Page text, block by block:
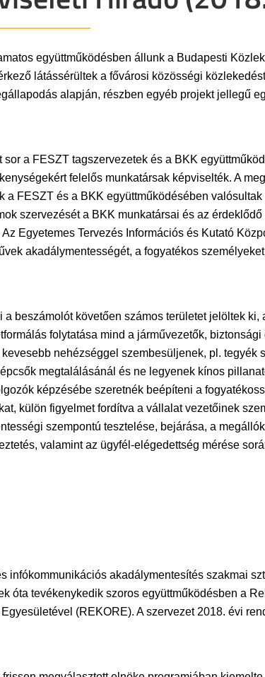
együttműködésben állunk a Budapesti
látássérültek a fővárosi közösségi
alapján, részben egyéb projekt jellegű
sor a FESZT tagszervezetek és a BKK
felelős munkatársak képviselték. A
a FESZT és a BKK együttműködésében
szervezését a BKK munkatársai és az
Egyetemes Tervezés Információs és Kutató
akadálymentességét, a fogyatékos
a beszámolót követően számos területet jelöltek
folytatása mind a járművezetők,
nehézséggel szembesüljenek, pl.
megtalálásánál és ne legyenek kínos
képzésébe szeretnék beépíteni a
külön figyelmet fordítva a vállalat vezetőinek
szempontú tesztelése, bejárása, a
valamint az ügyfél-elégedettség mérése
infókommunikációs akadálymentesítés szakmai
óta tevékenykedik szoros együttműködésben a
(REKORE). A szervezet 2018. évi